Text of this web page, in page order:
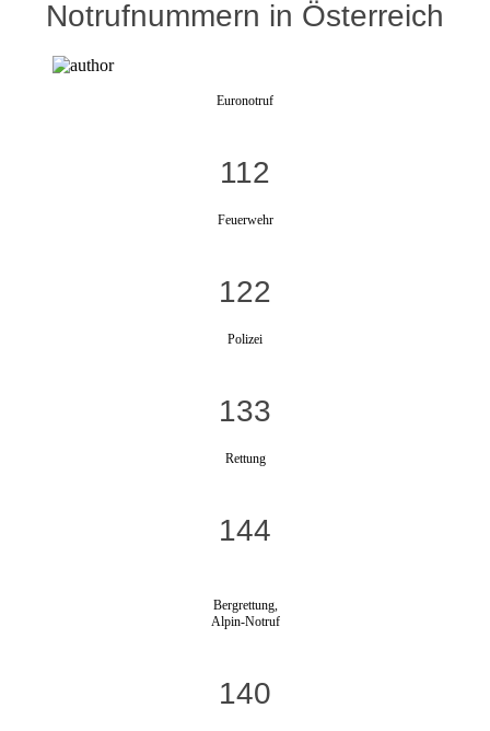
Notrufnummern in Österreich
Euronotruf
112
Feuerwehr
122
Polizei
133
Rettung
144
Bergrettung,
Alpin-Notruf
140